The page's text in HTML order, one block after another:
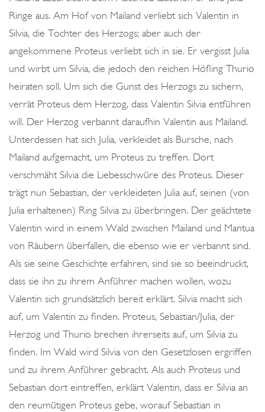
Ringe aus. Am Hof von Mailand verliebt sich Valentin in
Silvia, die Tochter des Herzogs; aber auch der
angekommene Proteus verliebt sich in sie. Er vergisst Julia
und wirbt um Silvia, die jedoch den reichen Höfling Thurio
heiraten soll. Um sich die Gunst des Herzogs zu sichern,
verrät Proteus dem Herzog, dass Valentin Silvia entführen
will. Der Herzog verbannt daraufhin Valentin aus Mailand.
Unterdessen hat sich Julia, verkleidet als Bursche, nach
Mailand aufgemacht, um Proteus zu treffen. Dort
verschmäht Silvia die Liebesschwüre des Proteus. Dieser
trägt nun Sebastian, der verkleideten Julia auf, seinen (von
Julia erhaltenen) Ring Silvia zu überbringen. Der geächtete
Valentin wird in einem Wald zwischen Mailand und Mantua
von Räubern überfallen, die ebenso wie er verbannt sind.
Als sie seine Geschichte erfahren, sind sie so beeindruckt,
dass sie ihn zu ihrem Anführer machen wollen, wozu
Valentin sich grundsätzlich bereit erklärt. Silvia macht sich
auf, um Valentin zu finden. Proteus, Sebastian/Julia, der
Herzog und Thurio brechen ihrerseits auf, um Silvia zu
finden. Im Wald wird Silvia von den Gesetzlosen ergriffen
und zu ihrem Anführer gebracht. Als auch Proteus und
Sebastian dort eintreffen, erklärt Valentin, dass er Silvia an
den reumütigen Proteus gebe, worauf Sebastian in